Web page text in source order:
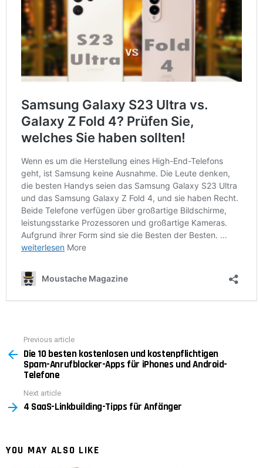
more
Previous article
Die 10 besten kostenlosen und kostenpflichtigen
Spam-Anrufblocker-Apps für iPhones und Android-
Telefone
Next article
4 SaaS-Linkbuilding-Tipps für Anfänger
YOU MAY ALSO LIKE